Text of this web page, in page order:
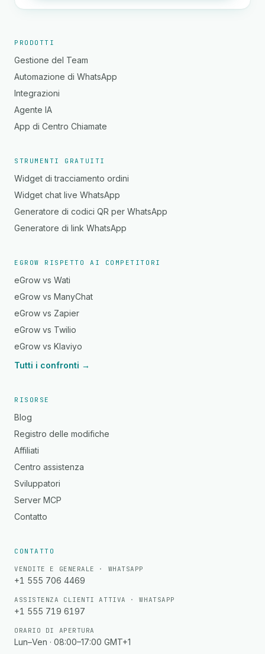
PRODOTTI
Gestione del Team
Automazione di WhatsApp
Integrazioni
Agente IA
App di Centro Chiamate
STRUMENTI GRATUITI
Widget di tracciamento ordini
Widget chat live WhatsApp
Generatore di codici QR per WhatsApp
Generatore di link WhatsApp
EGROW RISPETTO AI COMPETITORI
eGrow vs Wati
eGrow vs ManyChat
eGrow vs Zapier
eGrow vs Twilio
eGrow vs Klaviyo
Tutti i confronti →
RISORSE
Blog
Registro delle modifiche
Affiliati
Centro assistenza
Sviluppatori
Server MCP
Contatto
CONTATTO
VENDITE E GENERALE · WHATSAPP
+1 555 706 4469
ASSISTENZA CLIENTI ATTIVA · WHATSAPP
+1 555 719 6197
ORARIO DI APERTURA
Lun–Ven · 08:00–17:00 GMT+1